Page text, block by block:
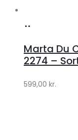
Marta Du
2274 –
599,00 kr.